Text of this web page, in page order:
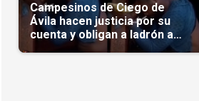
Campesinos de Ciego de
Ávila hacen justicia por su
cuenta y obligan a ladrón a
comerse el maíz robado